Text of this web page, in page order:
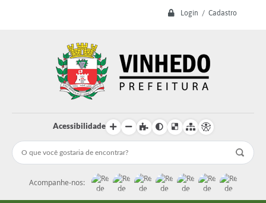
Login / Cadastro
Acessibilidade
Acompanhe-nos: